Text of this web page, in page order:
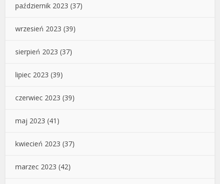
październik 2023 (37)
wrzesień 2023 (39)
sierpień 2023 (37)
lipiec 2023 (39)
czerwiec 2023 (39)
maj 2023 (41)
kwiecień 2023 (37)
marzec 2023 (42)